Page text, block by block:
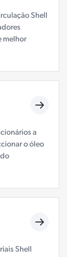
Shell
melhor
a
o óleo
Shell